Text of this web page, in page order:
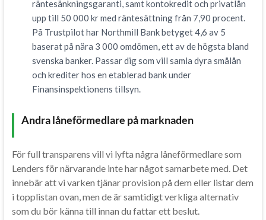
räntesänkningsgaranti, samt kontokredit och privatlån
upp till 50 000 kr med räntesättning från 7,90 procent.
På Trustpilot har Northmill Bank betyget 4,6 av 5
baserat på nära 3 000 omdömen, ett av de högsta bland
svenska banker. Passar dig som vill samla dyra smålån
och krediter hos en etablerad bank under
Finansinspektionens tillsyn.
Andra låneförmedlare på marknaden
För full transparens vill vi lyfta några låneförmedlare som
Lenders för närvarande inte har något samarbete med. Det
innebär att vi varken tjänar provision på dem eller listar dem
i topplistan ovan, men de är samtidigt verkliga alternativ
som du bör känna till innan du fattar ett beslut.